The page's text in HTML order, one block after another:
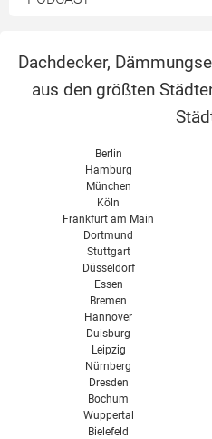
Lichtkuppel
Schneelast
Eigenverbrauch
Förderung
Solarspeicher
Dachdecker,
aus den größten
Berlin
Hamburg
München
Köln
Frankfurt am Main
Dortmund
Stuttgart
Düsseldorf
Essen
Bremen
Hannover
Duisburg
Leipzig
Nürnberg
Dresden
Bochum
Wuppertal
Bielefeld